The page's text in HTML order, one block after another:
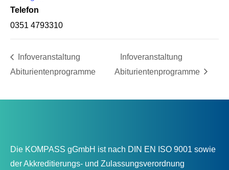
Telefon
0351 4793310
Info­ver­an­stal­tung
Abiturientenprogramme
Info­ver­an­stal­tung
Abiturientenprogramme
Die KOMPASS gGmbH ist nach DIN EN ISO 9001 sowie
der Akkreditierungs- und Zulassungsverordnung